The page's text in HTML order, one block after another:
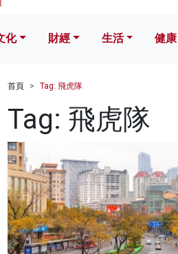
化 財經 生活 健康
首頁 Tag: 飛虎隊
Tag: 飛虎隊